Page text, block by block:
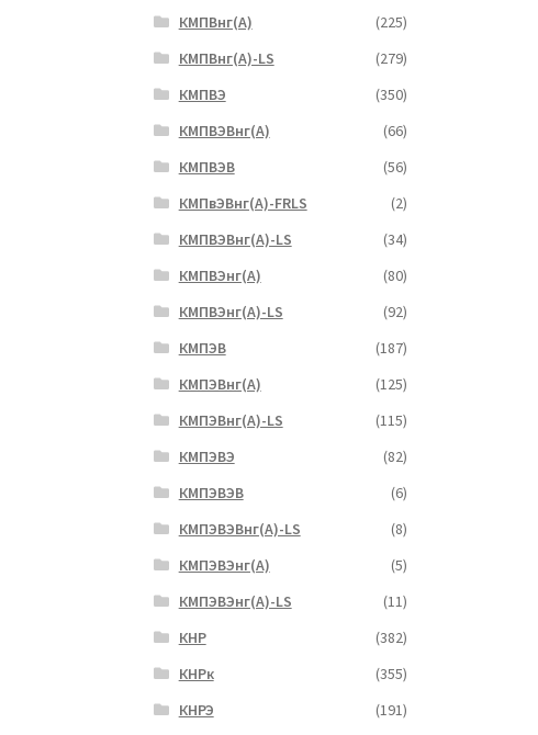
КМПВнг(А)
(225)
КМПВнг(А)-LS
(279)
КМПВЭ
(350)
КМПВЭBнг(А)
(66)
КМПВЭВ
(56)
КМПвЭВнг(А)-FRLS
(2)
КМПВЭВнг(А)-LS
(34)
КМПВЭнг(А)
(80)
КМПВЭнг(А)-LS
(92)
КМПЭВ
(187)
КМПЭВнг(А)
(125)
КМПЭВнг(А)-LS
(115)
КМПЭВЭ
(82)
КМПЭВЭВ
(6)
КМПЭВЭВнг(А)-LS
(8)
КМПЭВЭнг(А)
(5)
КМПЭВЭнг(А)-LS
(11)
КНР
(382)
КНРк
(355)
КНРЭ
(191)